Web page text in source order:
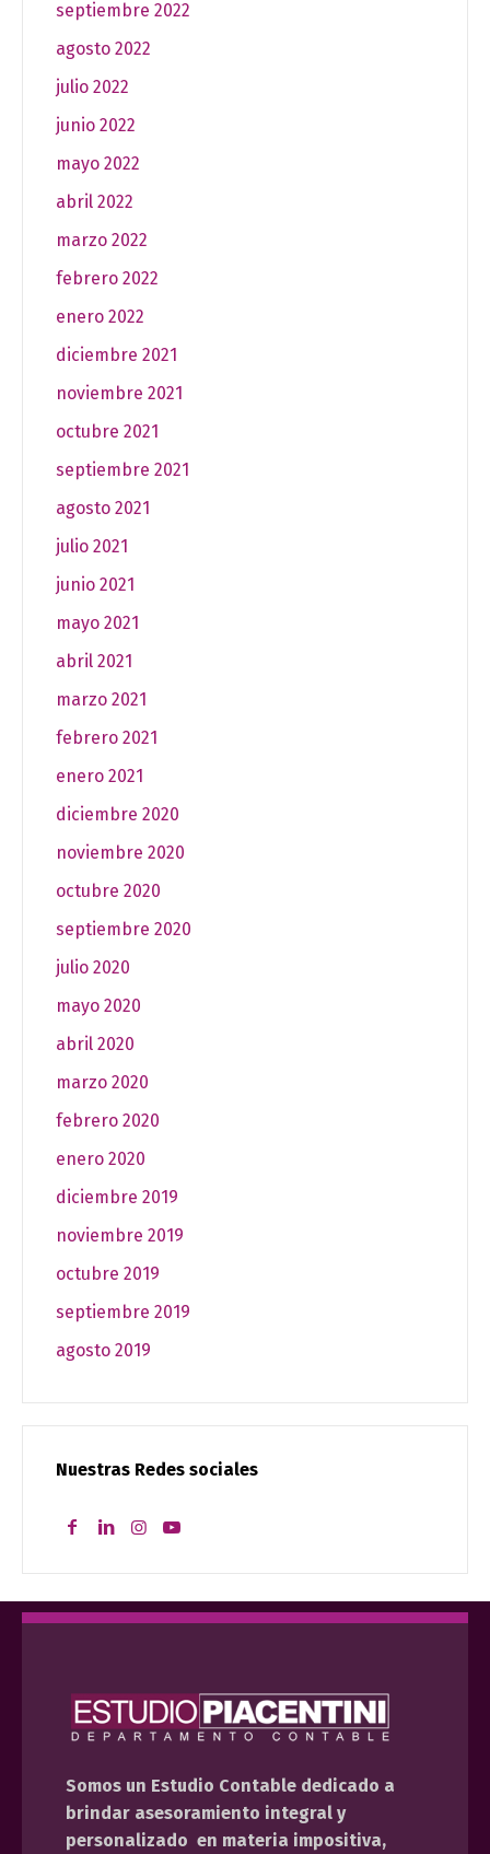
septiembre 2022
agosto 2022
julio 2022
junio 2022
mayo 2022
abril 2022
marzo 2022
febrero 2022
enero 2022
diciembre 2021
noviembre 2021
octubre 2021
septiembre 2021
agosto 2021
julio 2021
junio 2021
mayo 2021
abril 2021
marzo 2021
febrero 2021
enero 2021
diciembre 2020
noviembre 2020
octubre 2020
septiembre 2020
julio 2020
mayo 2020
abril 2020
marzo 2020
febrero 2020
enero 2020
diciembre 2019
noviembre 2019
octubre 2019
septiembre 2019
agosto 2019
Nuestras Redes sociales
Somos un Estudio Contable dedicado a
brindar asesoramiento integral y
personalizado en materia impositiva,